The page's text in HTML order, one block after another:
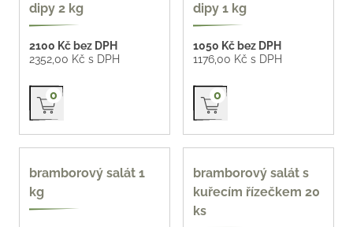
dipy 2 kg
2100 Kč bez DPH
2352,00 Kč s DPH
Přidat do košíku
0
dipy 1 kg
1050 Kč bez DPH
1176,00 Kč s DPH
Přidat do košíku
0
bramborový salát 1
kg
bramborový salát s
kuřecím řízečkem 20
ks